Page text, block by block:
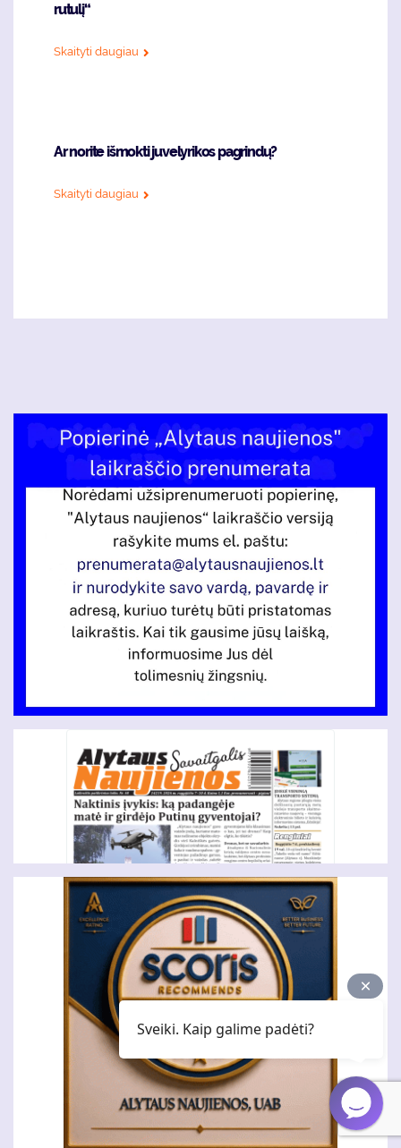
rutulį“
Skaityti daugiau
Ar norite išmokti juvelyrikos pagrindų?
Skaityti daugiau
Sveiki. Kaip galime padėti?